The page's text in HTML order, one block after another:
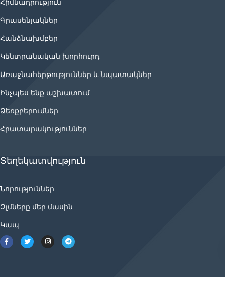
Հիմնադրություն
Գրասենյակներ
Հանձնախմբեր
Կենտրանական խորհուրդ
Առաջնահերթություններ և նպատակներ
Ինչպես ենք աշխատում
Ձեռքբերումներ
Հրատարակություններ
Տեղեկատվություն
Նորություններ
Զլմները մեր մասին
Կապ